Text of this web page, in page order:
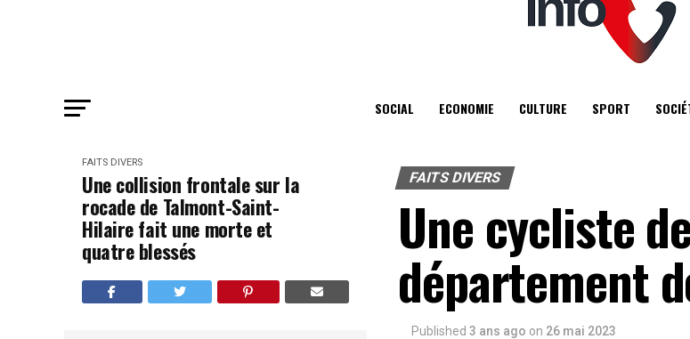
SOCIAL ECONOMIE CULTURE SPORT
FAITS DIVERS
Une collision frontale sur la
rocade de Talmont-Saint-
Hilaire fait une morte et
quatre blessés
FAITS DIVERS
Une cycliste
département
Published 3 ans ago on 26 mai 2023